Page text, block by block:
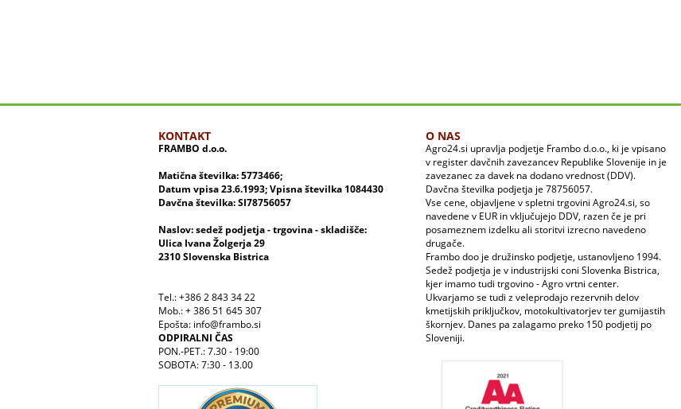
KONTAKT
FRAMBO d.o.o.
Matična številka: 5773466;
Datum vpisa 23.6.1993; Vpisna številka 1084430
Davčna številka: SI78756057
Naslov: sedež podjetja - trgovina - skladišče:
Ulica Ivana Žolgerja 29
2310 Slovenska Bistrica
Tel.: +386 2 843 34 22
Mob.: + 386 51 645 307
Epošta: info@frambo.si
ODPIRALNI ČAS
PON.-PET.: 7.30 - 19:00
SOBOTA: 7:30 - 13.00
O NAS
Agro24.si upravlja podjetje Frambo d.o.o., ki je vpisano
v register davčnih zavezancev Republike Slovenije in je
zavezanec za davek na dodano vrednost (DDV).
Davčna številka podjetja je 78756057.
Vse cene, objavljene v spletni trgovini Agro24.si, so
navedene v EUR in vključujejo DDV, razen če je pri
posameznem izdelku ali storitvi izrecno navedeno
drugače.
Frambo doo je družinsko podjetje, ustanovljeno 1994.
Sedež podjetja je v industrijski coni Slovenka Bistrica,
kjer imamo tudi trgovino - Agro vrtni center.
Ukvarjamo se tudi z veleprodajo rezervnih delov
kmetijskih priključkov, motokultivatorjev ter gumijastih
škornjev. Danes pa zalagamo preko 150 podjetij po
Sloveniji.